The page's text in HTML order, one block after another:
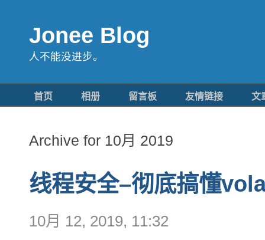
Jonee Blog
人不能没进步。
首页 相册 留言板 友情链接 文
Archive for 10月 2019
线程安全–彻底搞懂
10月 12, 2019, 11:32